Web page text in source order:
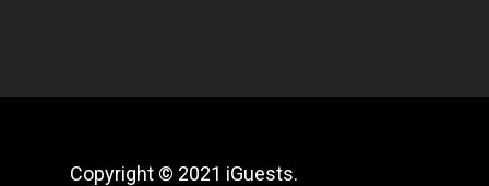
Copyright © 2021 iGuests.